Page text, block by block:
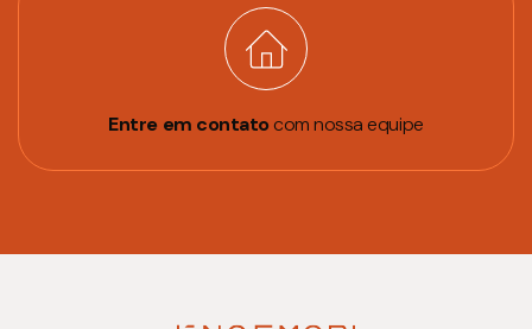
Entre em contatocom nossa equipe